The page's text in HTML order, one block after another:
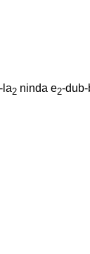
-la2 ninda e2-